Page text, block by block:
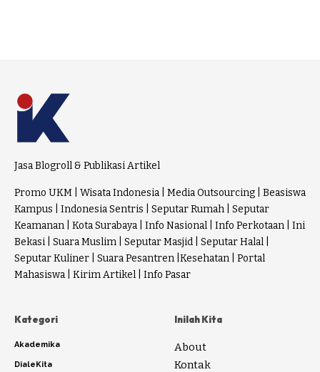
Jasa Blogroll & Publikasi Artikel
Promo UKM Wisata Indonesia Media Outsourcing
Beasiswa
Kampus
Indonesia Sentris Seputar Rumah
Seputar
Keamanan
Kota Surabaya Info Nasional Info Perkotaan
Ini
Bekasi
Suara Muslim Seputar Masjid Seputar Halal
Seputar Kuliner
Suara Pesantren Kesehatan
Portal
Mahasiswa
Kirim Artikel Info Pasar
Kategori
Akademika
DialeKita
Inilah Kita
About
Kontak